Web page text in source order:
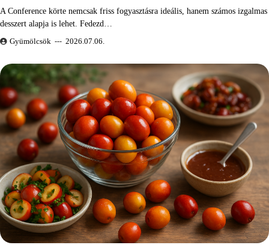
A Conference körte nemcsak friss fogyasztásra ideális, hanem számos izgalmas
desszert alapja is lehet. Fedezd…
Gyümölcsök 2026.07.06.